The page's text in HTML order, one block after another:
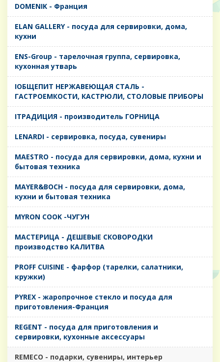
DOMENIK - Франция
ELAN GALLERY - посуда для сервировки, дома,
кухни
ENS-Group - тарелочная группа, сервировка,
кухонная утварь
IОБЩЕПИТ НЕРЖАВЕЮЩАЯ СТАЛЬ -
ГАСТРОЕМКОСТИ, КАСТРЮЛИ, СТОЛОВЫЕ ПРИБОРЫ
IТРАДИЦИЯ - производитель ГОРНИЦА
LENARDI - сервировка, посуда, сувениры
MAESTRO - посуда для сервировки, дома, кухни и
бытовая техника
MAYER&BOCH - посуда для сервировки, дома,
кухни и бытовая техника
MYRON COOK -ЧУГУН
MАСТЕРИЦА - ДЕШЕВЫЕ СКОВОРОДКИ
производство КАЛИТВА
PROFF CUISINE - фарфор (тарелки, салатники,
кружки)
PYREX - жаропрочное стекло и посуда для
приготовления-Франция
REGENT - посуда для приготовления и
сервировки, кухонные аксессуары
REMECO - подарки, сувениры, интерьер